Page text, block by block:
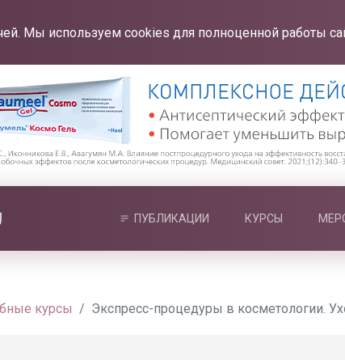
Мы используем cookies для полноценной работы
ПУБЛИКАЦИИ КУРСЫ
курсы Экспресс-процедуры в косметологии.